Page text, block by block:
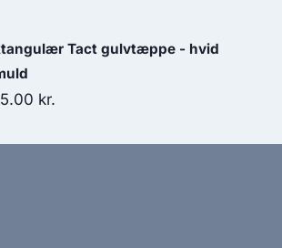
Tact gulvtæppe - hvid
kr.